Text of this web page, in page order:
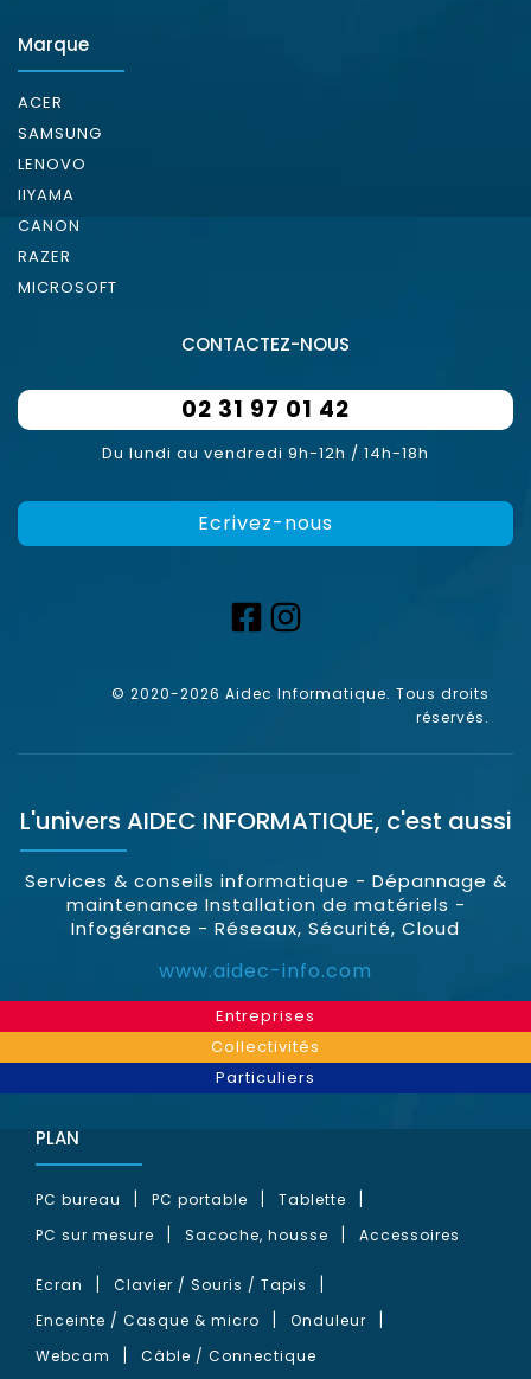
Marque
ACER
SAMSUNG
LENOVO
IIYAMA
CANON
RAZER
MICROSOFT
CONTACTEZ-NOUS
02 31 97 01 42
Du lundi au vendredi 9h-12h / 14h-18h
Ecrivez-nous
© 2020-2026 Aidec Informatique. Tous droits
réservés.
L'univers AIDEC INFORMATIQUE, c'est aussi
Services & conseils informatique - Dépannage &
maintenance Installation de matériels -
Infogérance - Réseaux, Sécurité, Cloud
www.aidec-info.com
Entreprises
Collectivités
Particuliers
PLAN
PC bureau PC portable
Tablette
PC sur mesure
Sacoche, housse Accessoires
Ecran
Clavier / Souris / Tapis
Enceinte / Casque & micro
Onduleur
Webcam
Câble / Connectique